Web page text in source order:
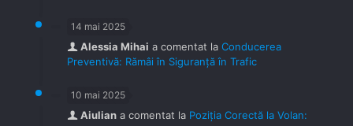
14 mai 2025
Alessia Mihai a comentat la Conducerea
Preventivă: Rămâi în Siguranță în Trafic
10 mai 2025
Aiulian a comentat la Poziția Corectă la Volan: